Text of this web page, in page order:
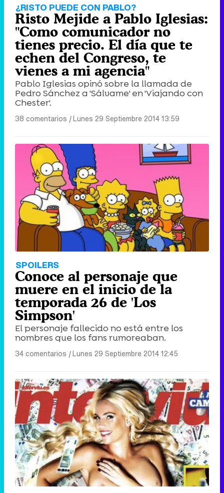
¿RISTO PUEDE CON PABLO?
Risto Mejide a Pablo Iglesias:
"Como comunicador no
tienes precio. El día que te
echen del Congreso, te
vienes a mi agencia"
Pablo Iglesias opinó sobre la llamada de
Pedro Sánchez a 'Sálvame' en 'Viajando con
Chester'.
38 comentarios |Lunes 29 Septiembre 2014 13:59
SPOILERS
Conoce al personaje que
muere en el inicio de la
temporada 26 de 'Los
Simpson'
El personaje fallecido no está entre los
nombres que los fans rumoreaban.
34 comentarios |Lunes 29 Septiembre 2014 12:45